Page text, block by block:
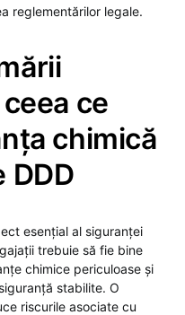
reglementărilor legale.
ce
chimică
DDD
esențial al siguranței
trebuie să fie bine
chimice periculoase și
stabilite. O
riscurile asociate cu